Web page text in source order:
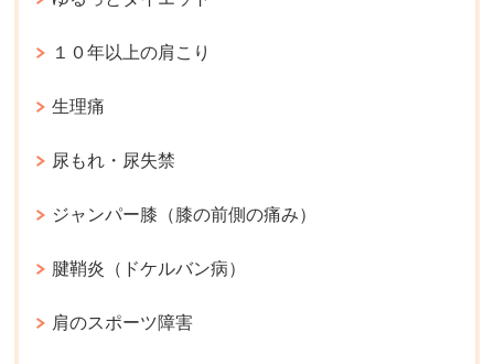
１０年以上の肩こり
生理痛
尿もれ・尿失禁
ジャンパー膝（膝の前側の痛み）
腱鞘炎（ドケルバン病）
肩のスポーツ障害